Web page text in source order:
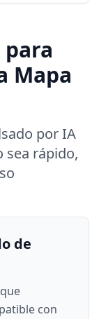
para
Mapa
por IA
sea rápido,
de
con